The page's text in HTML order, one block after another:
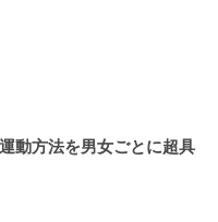
動方法を男女ごとに超具